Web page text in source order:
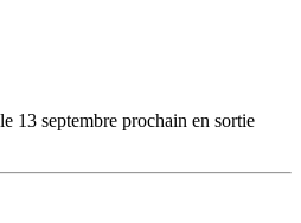
13 septembre prochain en sortie